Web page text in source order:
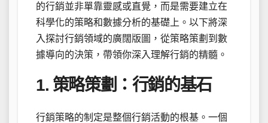
的行銷並非單靠靈感或直覺，而是需要建立在
科學化的策略和數據分析的基礎上。以下將深
入探討行銷領域的廣闊版圖，從策略策劃到數
據導向的決策，帶領你深入理解行銷的精髓。
1. 策略策劃：行銷的基石
行銷策略的制定是整個行銷活動的根基。一個